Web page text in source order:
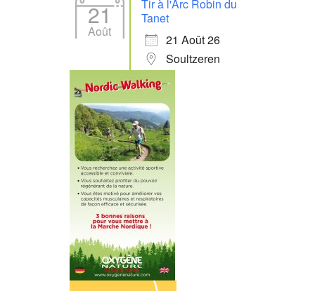
21
Août
Tir à l'Arc Robin du
Tanet
21 Août 26
Soultzeren